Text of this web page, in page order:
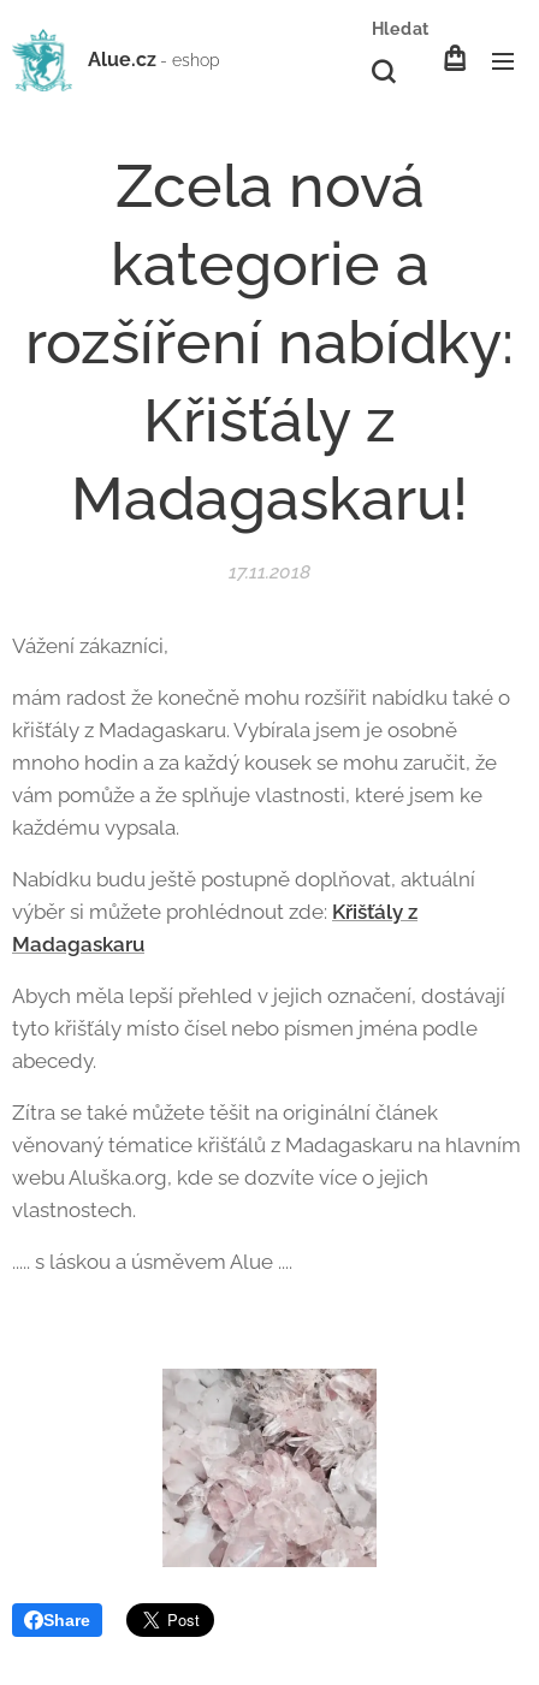
Alue.cz - eshop
Hledat
Zcela nová
kategorie a
rozšíření nabídky:
Křišťály z
Madagaskaru!
17.11.2018
Vážení zákazníci,
mám radost že konečně mohu rozšířit nabídku také o
křišťály z Madagaskaru. Vybírala jsem je osobně
mnoho hodin a za každý kousek se mohu zaručit, že
vám pomůže a že splňuje vlastnosti, které jsem ke
každému vypsala.
Nabídku budu ještě postupně doplňovat, aktuální
výběr si můžete prohlédnout zde: Křišťály z
Madagaskaru
Abych měla lepší přehled v jejich označení, dostávají
tyto křišťály místo čísel nebo písmen jména podle
abecedy.
Zítra se také můžete těšit na originální článek
věnovaný tématice křišťálů z Madagaskaru na hlavním
webu Aluška.org, kde se dozvíte více o jejich
vlastnostech.
..... s láskou a úsměvem Alue ....
Share